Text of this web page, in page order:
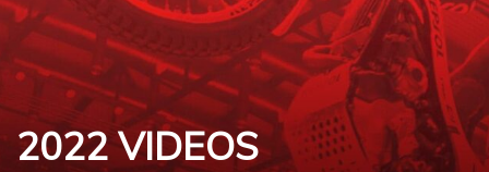
2022 VIDEOS